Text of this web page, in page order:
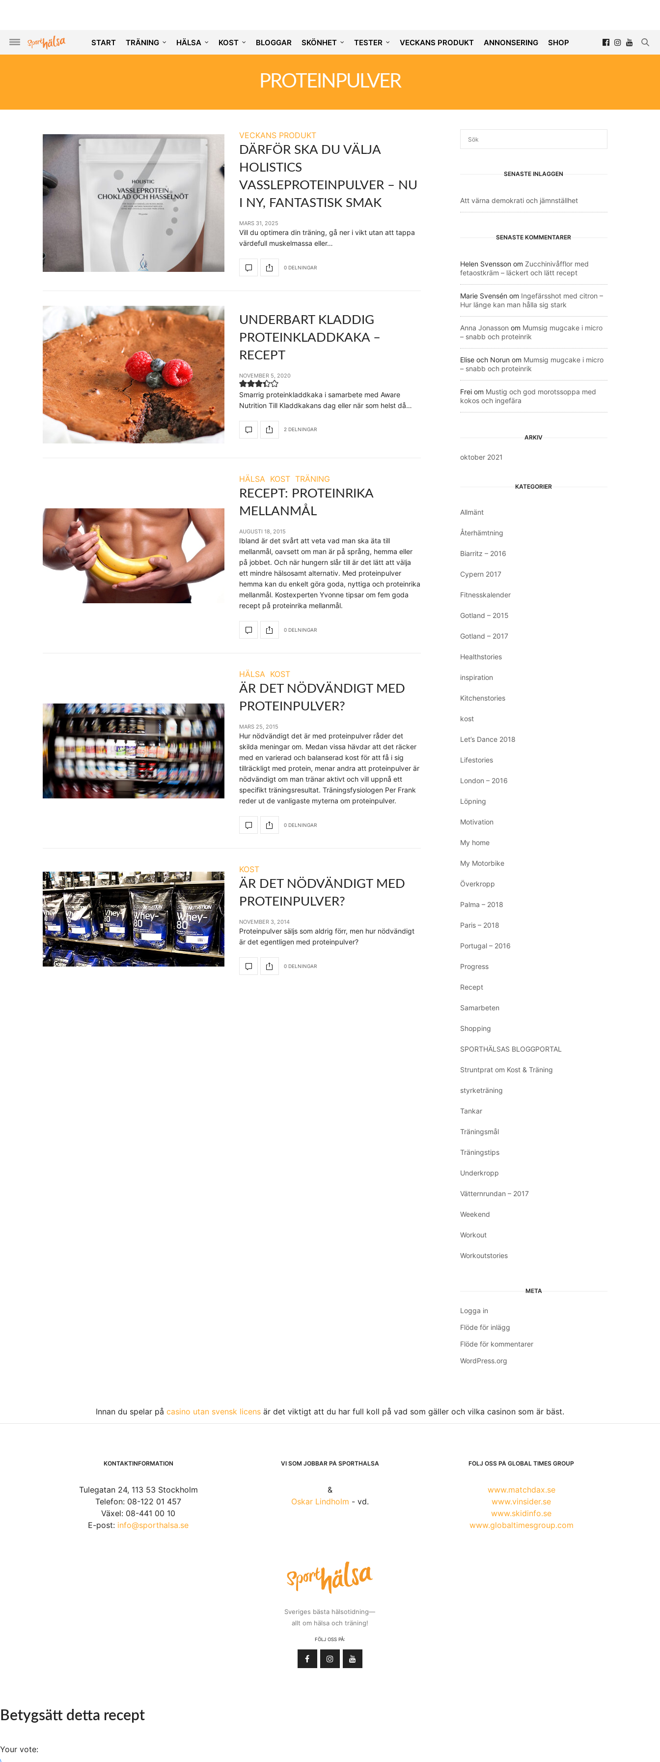
START TRÄNING HÄLSA KOST BLOGGAR SKÖNHET TESTER VECKANS PRODUKT ANNONSERING SHOP
PROTEINPULVER
VECKANS PRODUKT
DÄRFÖR SKA DU VÄLJA
HOLISTICS
VASSLEPROTEINPULVER – NU
I NY, FANTASTISK SMAK
MARS 31, 2025
Vill du optimera din träning, gå ner i vikt utan att tappa
värdefull muskelmassa eller…
0 DELNINGAR
UNDERBART KLADDIG
PROTEINKLADDKAKA –
RECEPT
NOVEMBER 5, 2020
Smarrig proteinkladdkaka i samarbete med Aware
Nutrition Till Kladdkakans dag eller när som helst då…
2 DELNINGAR
HÄLSA KOST TRÄNING
RECEPT: PROTEINRIKA
MELLANMÅL
AUGUSTI 18, 2015
Ibland är det svårt att veta vad man ska äta till
mellanmål, oavsett om man är på språng, hemma eller
på jobbet. Och när hungern slår till är det lätt att välja
ett mindre hälsosamt alternativ. Med proteinpulver
hemma kan du enkelt göra goda, nyttiga och proteinrika
mellanmål. Kostexperten Yvonne tipsar om fem goda
recept på proteinrika mellanmål.
0 DELNINGAR
HÄLSA KOST
ÄR DET NÖDVÄNDIGT MED
PROTEINPULVER?
MARS 25, 2015
Hur nödvändigt det är med proteinpulver råder det
skilda meningar om. Medan vissa hävdar att det räcker
med en varierad och balanserad kost för att få i sig
tillräckligt med protein, menar andra att proteinpulver är
nödvändigt om man tränar aktivt och vill uppnå ett
specifikt träningsresultat. Träningsfysiologen Per Frank
reder ut de vanligaste myterna om proteinpulver.
0 DELNINGAR
KOST
ÄR DET NÖDVÄNDIGT MED
PROTEINPULVER?
NOVEMBER 3, 2014
Proteinpulver säljs som aldrig förr, men hur nödvändigt
är det egentligen med proteinpulver?
0 DELNINGAR
SENASTE INLÄGGEN
Att värna demokrati och jämnställhet
SENASTE KOMMENTARER
Helen Svensson om Zucchinivåfflor med
fetaostkräm – läckert och lätt recept
Marie Svensén om Ingefärsshot med citron –
Hur länge kan man hålla sig stark
Anna Jonasson om Mumsig mugcake i micro
– snabb och proteinrik
Elise och Norun om Mumsig mugcake i micro
– snabb och proteinrik
Frei om Mustig och god morotssoppa med
kokos och ingefära
ARKIV
oktober 2021
KATEGORIER
Allmänt
Återhämtning
Biarritz – 2016
Cypern 2017
Fitnesskalender
Gotland – 2015
Gotland – 2017
Healthstories
inspiration
Kitchenstories
kost
Let’s Dance 2018
Lifestories
London – 2016
Löpning
Motivation
My home
My Motorbike
Överkropp
Palma – 2018
Paris – 2018
Portugal – 2016
Progress
Recept
Samarbeten
Shopping
SPORTHÄLSAS BLOGGPORTAL
Struntprat om Kost & Träning
styrketräning
Tankar
Träningsmål
Träningstips
Underkropp
Vätternrundan – 2017
Weekend
Workout
Workoutstories
META
Logga in
Flöde för inlägg
Flöde för kommentarer
WordPress.org
Innan du spelar på casino utan svensk licens är det viktigt att du har full koll på vad som gäller och vilka casinon som är bäst.
KONTAKTINFORMATION
Tulegatan 24, 113 53 Stockholm
Telefon: 08-122 01 457
Växel: 08-441 00 10
E-post: info@sporthalsa.se
VI SOM JOBBAR PÅ SPORTHÄLSA
&
Oskar Lindholm - vd.
Sveriges bästa hälsotidning—
allt om hälsa och träning!
FÖLJ OSS PÅ:
FÖLJ OSS PÅ GLOBAL TIMES GROUP
www.matchdax.se
www.vinsider.se
www.skidinfo.se
www.globaltimesgroup.com
Betygsätt detta recept
Your vote: